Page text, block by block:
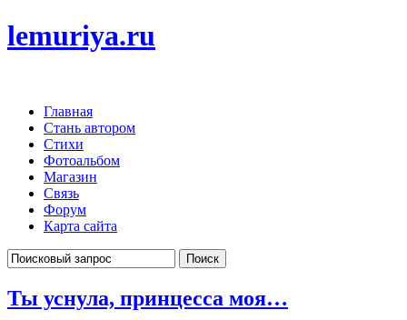
lemuriya.ru
Главная
Стань автором
Стихи
Фотоальбом
Магазин
Связь
Форум
Карта сайта
Ты уснула, принцесса моя…